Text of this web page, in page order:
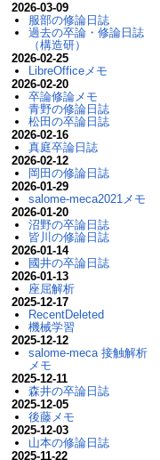
2026-03-09
服部の修論日誌
過去の卒論・修論日誌
（構造研）
2026-02-25
LibreOfficeメモ
2026-02-20
卒論修論メモ
青野の修論日誌
松田の卒論日誌
2026-02-16
真庭卒論日誌
2026-02-12
岡田の修論日誌
2026-01-29
salome-meca2021メモ
2026-01-20
沼野の卒論日誌
皆川の修論日誌
2026-01-14
國井の卒論日誌
2026-01-13
座屈解析
2025-12-17
RecentDeleted
機械学習
2025-12-12
salome-meca 接触解析
メモ
2025-12-11
森井の卒論日誌
2025-12-05
後藤メモ
2025-12-03
山本の修論日誌
2025-11-22